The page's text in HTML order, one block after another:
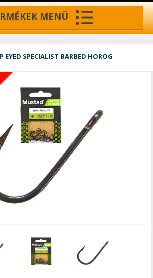
MENÜ
EYED SPECIALIST BARBED HOROG